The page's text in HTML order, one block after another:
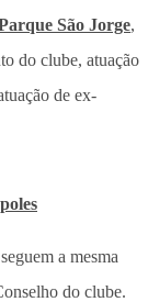
São Jorge,
do clube, atuação
de ex-
a mesma
do clube.